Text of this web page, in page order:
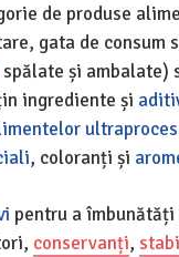
de produse
gata de
spălate și ambalate)
ingrediente și
, coloranți și
pentru a îmbunătăți
conservanți,